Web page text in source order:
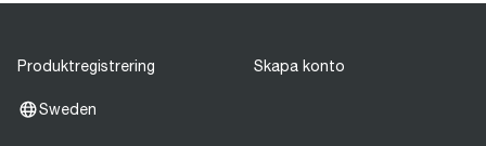
Produktregistrering Skapa konto
Sweden